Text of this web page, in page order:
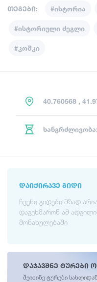
საქართველო
თეგები: #ისტორია
#ისტორიული ძეგლი
#კოშკი
40.760568 ,
ხანგრძლივობა:
ᲓᲐᲘᲥᲘᲠᲐᲕᲔ ᲒᲘᲓᲘ
ჩვენი გიდები მზად
დაგეხმარონ ამ
მონახულებაში
დაჯავშნე ტურები
შეიძინე ტურები